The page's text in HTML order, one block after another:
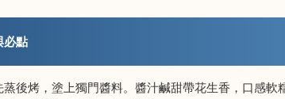
必點
蒸後烤，塗上獨門醬料。醬汁鹹甜帶花生香，口感軟